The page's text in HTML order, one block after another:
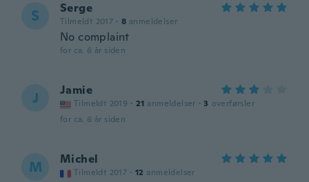
S Serge
Tilmeldt 2017 · 8 anmeldelser
No complaint
for ca. 6 år siden
J Jamie
Tilmeldt 2019 · 21 anmeldelser · 3 overførsler
for ca. 6 år siden
M Michel
Tilmeldt 2017 · 12 anmeldelser